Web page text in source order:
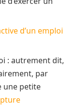
d’un emploi
: autrement dit,
par
une petite